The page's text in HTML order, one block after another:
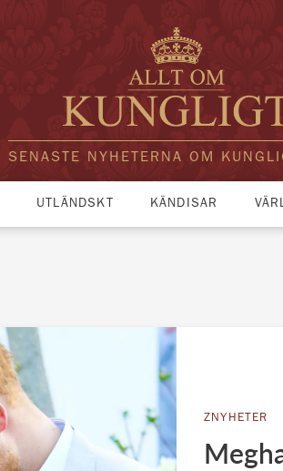
SENASTE NYHETERNA OM
UTLÄNDSKT KÄNDISAR
ZNYHETER